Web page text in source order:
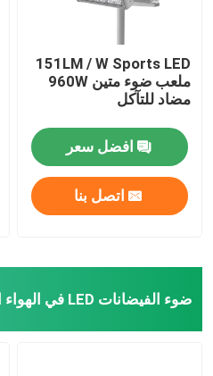
منتجات
151LM / W Sports LED
ملعب ضوء متين 960W
مضاد للتآكل
افضل سعر
اتصل بنا
ضوء الفيضانات LED في الهواء الطلق